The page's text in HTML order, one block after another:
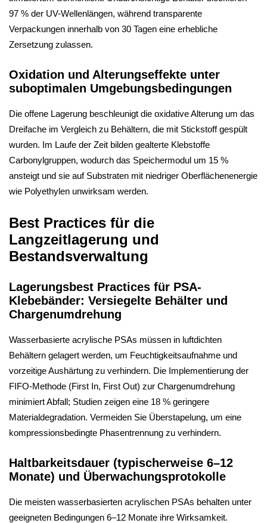
97 % der UV-Wellenlängen, während transparente
Verpackungen innerhalb von 30 Tagen eine erhebliche
Zersetzung zulassen.
Oxidation und Alterungseffekte unter
suboptimalen Umgebungsbedingungen
Die offene Lagerung beschleunigt die oxidative Alterung um das
Dreifache im Vergleich zu Behältern, die mit Stickstoff gespült
wurden. Im Laufe der Zeit bilden gealterte Klebstoffe
Carbonylgruppen, wodurch das Speichermodul um 15 %
ansteigt und sie auf Substraten mit niedriger Oberflächenenergie
wie Polyethylen unwirksam werden.
Best Practices für die
Langzeitlagerung und
Bestandsverwaltung
Lagerungsbest Practices für PSA-
Klebebänder: Versiegelte Behälter und
Chargenumdrehung
Wasserbasierte acrylische PSAs müssen in luftdichten
Behältern gelagert werden, um Feuchtigkeitsaufnahme und
vorzeitige Aushärtung zu verhindern. Die Implementierung der
FIFO-Methode (First In, First Out) zur Chargenumdrehung
minimiert Abfall; Studien zeigen eine 18 % geringere
Materialdegradation. Vermeiden Sie Überstapelung, um eine
kompressionsbedingte Phasentrennung zu verhindern.
Haltbarkeitsdauer (typischerweise 6–12
Monate) und Überwachungsprotokolle
Die meisten wasserbasierten acrylischen PSAs behalten unter
geeigneten Bedingungen 6–12 Monate ihre Wirksamkeit.